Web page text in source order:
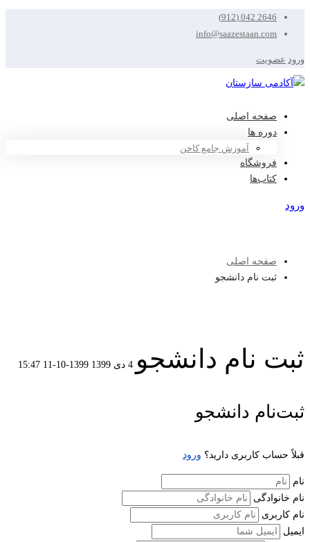
2646 042 (912)
info@saazestaan.com
ورود عضویت
صفحه اصلی
دوره ها
آموزش جامع کاخن
فروشگاه
کتاب‌ها
ورود
صفحه اصلی
ثبت نام دانشجو
ثبت نام دانشجو 4 دی 1399 1399-10-11 15:47
ثبت
نام
دانشجو
ثبت‌نام دانشجو
قبلاً حساب کاربری دارید؟ ورود
نام
نام خانوادگی
نام کاربری
ایمیل